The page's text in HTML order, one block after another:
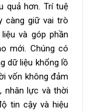
quả hơn. Trí tuệ
càng giữ vai trò
và góp phần
mới. Chúng có
dữ liệu khổng lồ
vốn không đảm
nhân lực và thời
tin cậy và hiệu